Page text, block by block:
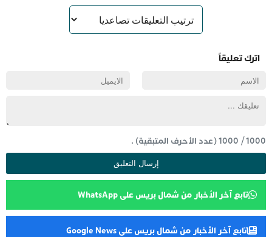
اترك تعليقاً
1000
/
1000(عدد الأحرف المتبقية) .
تابع آخر الأخبار من شمال بريس على WhatsApp
تابع آخر الأخبار من شمال بريس على Google News